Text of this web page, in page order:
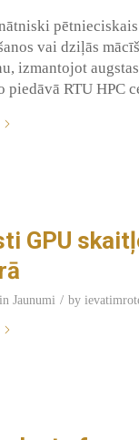
vai dziļās
izmantojot
piedāvā RTU HPC
GPU
in Jaunumi / by